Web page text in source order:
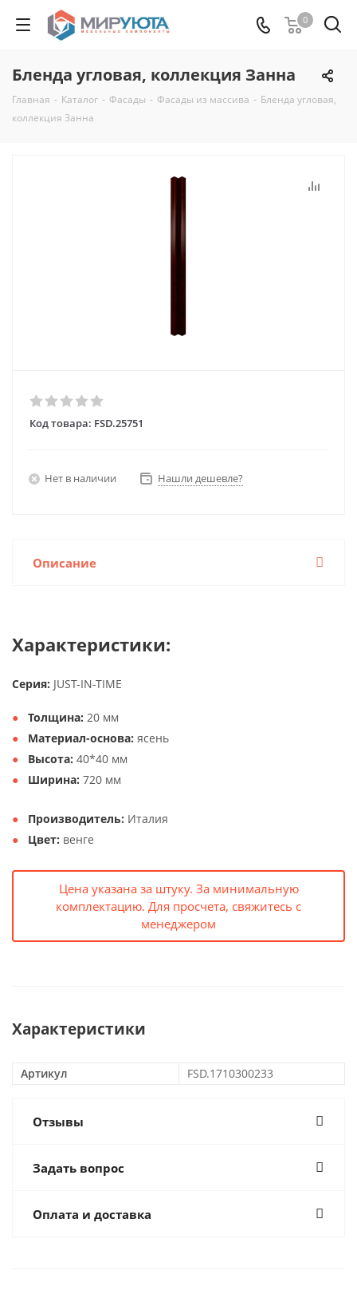
0
Бленда угловая, коллекция Занна
Главная - Каталог - Фасады - Фасады из массива - Бленда угловая,
коллекция Занна
Код товара: FSD.25751
Нет в наличии Нашли дешевле?
Описание
Характеристики:
Серия: JUST-IN-TIME
Толщина: 20 мм
Материал-основа: ясень
Высота: 40*40 мм
Ширина: 720 мм
Производитель: Италия
Цвет: венге
Цена указана за штуку. За минимальную
комплектацию. Для просчета, свяжитесь с
менеджером
Характеристики
Артикул FSD.1710300233
Отзывы
Задать вопрос
Оплата и доставка